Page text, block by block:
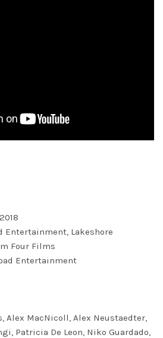
Entertainment, Lakeshore
Four Films
Entertainment
Alex MacNicoll, Alex Neustaedter,
Patricia De Leon, Niko Guardado,